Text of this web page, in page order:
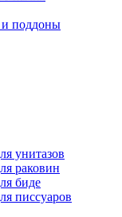
и поддоны
унитазов
раковин
биде
писсуаров